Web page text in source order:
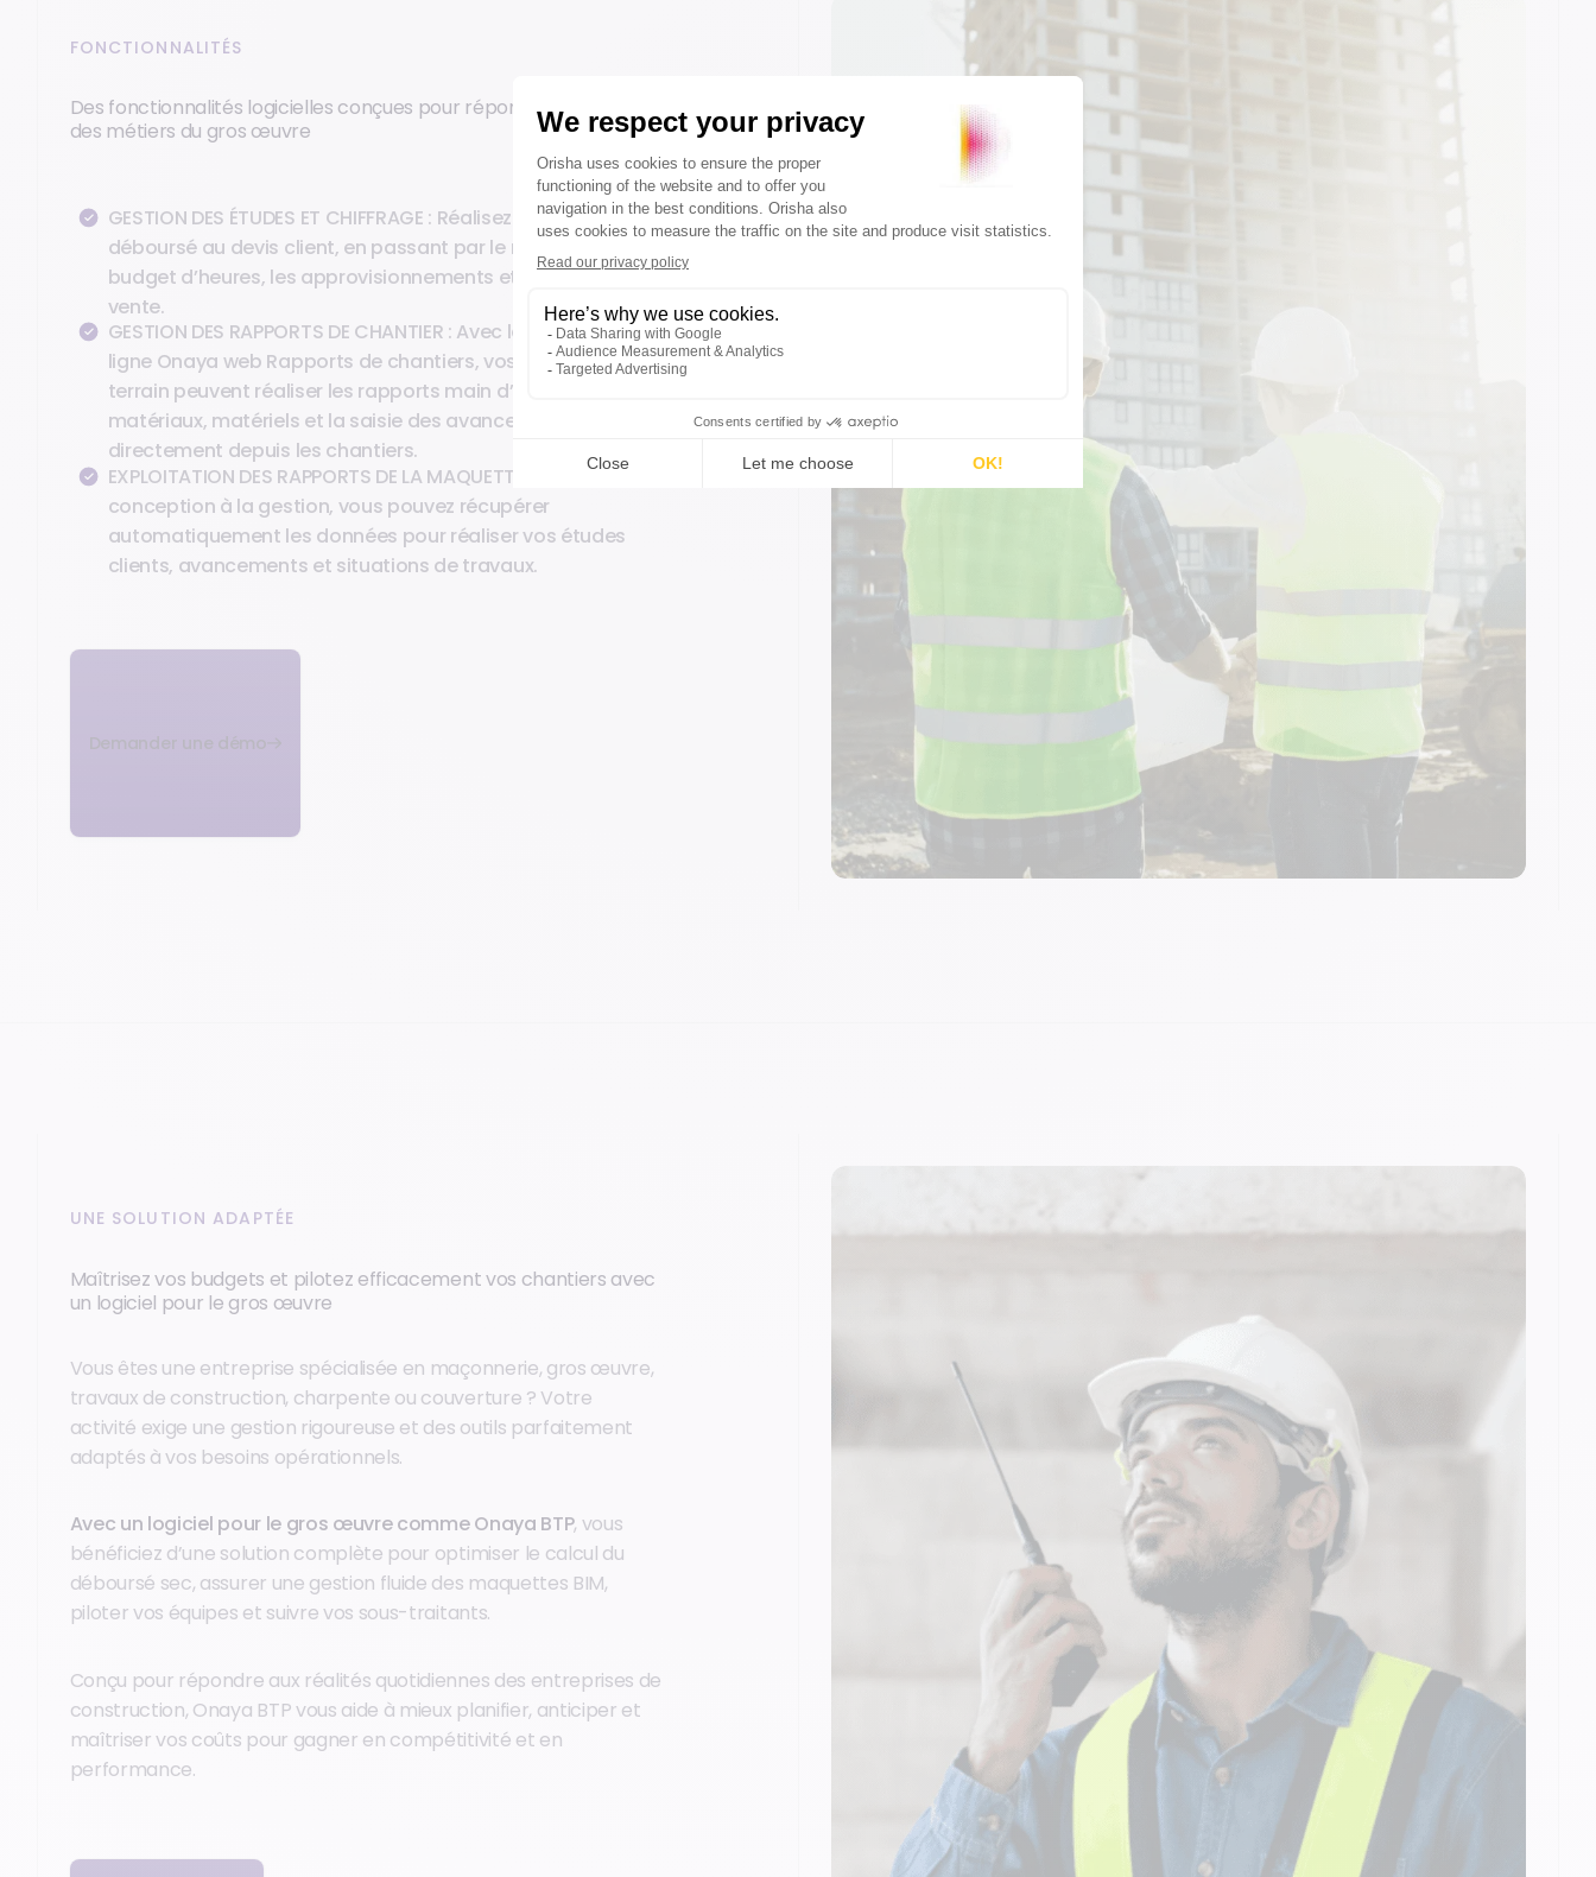
FONCTIONNALITÉS
Des fonctionnalités logicielles conçues pour répondre aux enjeux
des métiers du gros œuvre
GESTION DES ÉTUDES ET CHIFFRAGE : Réalisez vos études, du
déboursé au devis client, en passant par le métré, le
budget d’heures, les approvisionnements et la feuille de
vente.
GESTION DES RAPPORTS DE CHANTIER : Avec la solution en
ligne Onaya web Rapports de chantiers, vos équipes de
terrain peuvent réaliser les rapports main d’œuvre,
matériaux, matériels et la saisie des avancements
directement depuis les chantiers.
EXPLOITATION DES RAPPORTS DE LA MAQUETTE BIM : De la
conception à la gestion, vous pouvez récupérer
automatiquement les données pour réaliser vos études
clients, avancements et situations de travaux.
Demander une démo
UNE SOLUTION ADAPTÉE
Maîtrisez vos budgets et pilotez efficacement vos chantiers avec
un logiciel pour le gros œuvre
Vous êtes une entreprise spécialisée en maçonnerie, gros œuvre,
travaux de construction, charpente ou couverture ? Votre
activité exige une gestion rigoureuse et des outils parfaitement
adaptés à vos besoins opérationnels.
Avec un logiciel pour le gros œuvre comme Onaya BTP, vous
bénéficiez d’une solution complète pour optimiser le calcul du
déboursé sec, assurer une gestion fluide des maquettes BIM,
piloter vos équipes et suivre vos sous-traitants.
Conçu pour répondre aux réalités quotidiennes des entreprises de
construction, Onaya BTP vous aide à mieux planifier, anticiper et
maîtriser vos coûts pour gagner en compétitivité et en
performance.